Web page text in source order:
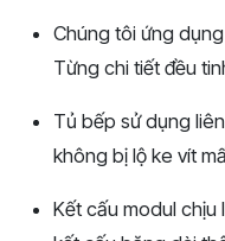
Chúng tôi ứng
Từng chi tiết đều
Tủ bếp sử dụng
không bị lộ ke vít
Kết cấu modul